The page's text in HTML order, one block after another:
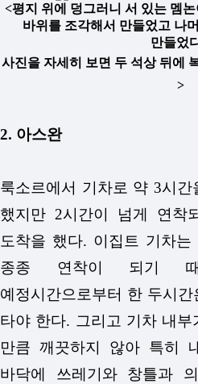
<평지 위에 덩그러니 서 있는 멤
바위를 조각해서 만들었고 나
만들었
사진을 자세히 보면 두 석상 뒤에
>
2. 아스완
룩소르에서 기차로 약 3시
했지만 2시간이 넘게 연착
도착을 했다. 이집트 기차
종종 연착이 되기
예정시간으로부터 한 두시
타야 한다. 그리고 기차 내
만큼 깨끗하지 않아 특히
바닥에 쓰레기와 창틀과